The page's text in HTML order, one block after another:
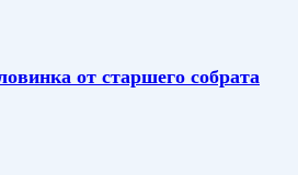
от старшего собрата